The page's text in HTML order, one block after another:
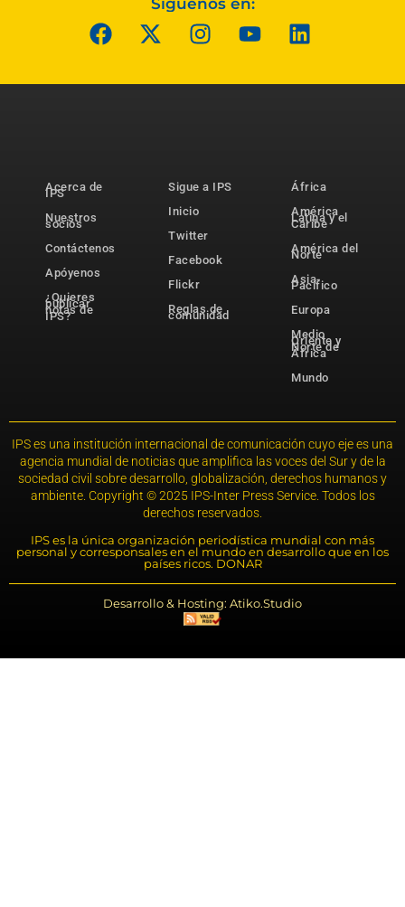
Acerca de
IPS
Nuestros
socios
Contáctenos
Apóyenos
¿Quieres
publicar
notas de
IPS?
Sigue a IPS
Inicio
Twitter
Facebook
Flickr
Reglas de
comunidad
África
América
Latina y el
Caribe
América del
Norte
Asia-
Pacífico
Europa
Medio
Oriente y
Norte de
África
Mundo
IPS es una institución internacional de comunicación cuyo eje es una
agencia mundial de noticias que amplifica las voces del Sur y de la
sociedad civil sobre desarrollo, globalización, derechos humanos y
ambiente. Copyright © 2025 IPS-Inter Press Service. Todos los
derechos reservados.
IPS es la única organización periodística mundial con más
personal y corresponsales en el mundo en desarrollo que en los
países ricos. DONAR
Desarrollo & Hosting: Atiko.Studio